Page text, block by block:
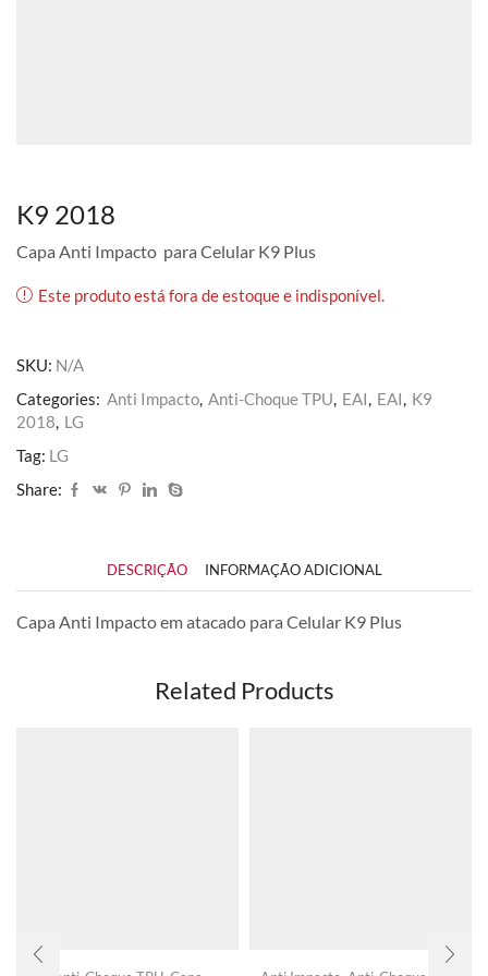
K9 2018
Capa Anti Impacto para Celular K9 Plus
Este produto está fora de estoque e indisponível.
SKU: N/A
Categories: Anti Impacto, Anti-Choque TPU, EAI, EAI, K9
2018, LG
Tag: LG
Share:
DESCRIÇÃO INFORMAÇÃO ADICIONAL
Capa Anti Impacto em atacado para Celular K9 Plus
Related Products